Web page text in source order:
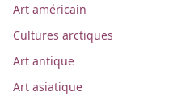
Art américain
Cultures arctiques
Art antique
Art asiatique